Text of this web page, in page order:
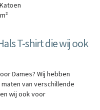
T-shirt die wij ook
Dames? Wij hebben
van verschillende
wij ook voor